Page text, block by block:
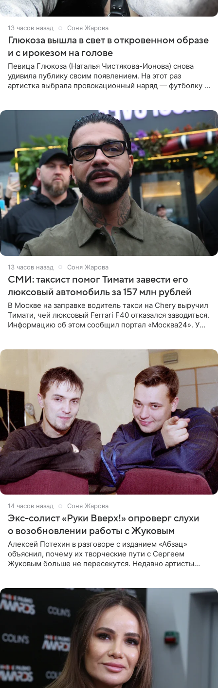
13 часов назад Соня Жарова
Глюкоза вышла в свет в откровенном образе
и с ирокезом на голове
Певица Глюкоза (Наталья Чистякова-Ионова) снова
удивила публику своим появлением. На этот раз
артистка выбрала провокационный наряд — футболку с
13 часов назад Соня Жарова
СМИ: таксист помог Тимати завести его
люксовый автомобиль за 157 млн рублей
В Москве на заправке водитель такси на Chery выручил
Тимати, чей люксовый Ferrari F40 отказался заводиться.
Информацию об этом сообщил портал «Москва24». У
14 часов назад Соня Жарова
Экс-солист «Руки Вверх!» опроверг слухи
о возобновлении работы с Жуковым
Алексей Потехин в разговоре с изданием «Абзац»
объяснил, почему их творческие пути с Сергеем
Жуковым больше не пересекутся. Недавно артисты